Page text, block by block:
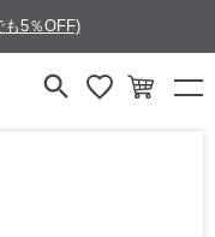
も5％OFF)